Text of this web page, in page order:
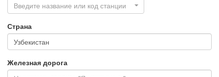
Введите название или код станции
Страна
Железная дорога